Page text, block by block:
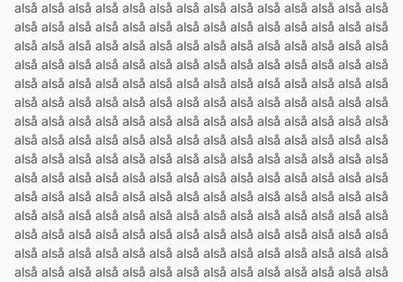
alså alså alså alså alså alså alså alså alså alså alså alså alså alså
alså alså alså alså alså alså alså alså alså alså alså alså alså alså
alså alså alså alså alså alså alså alså alså alså alså alså alså alså
alså alså alså alså alså alså alså alså alså alså alså alså alså alså
alså alså alså alså alså alså alså alså alså alså alså alså alså alså
alså alså alså alså alså alså alså alså alså alså alså alså alså alså
alså alså alså alså alså alså alså alså alså alså alså alså alså alså
alså alså alså alså alså alså alså alså alså alså alså alså alså alså
alså alså alså alså alså alså alså alså alså alså alså alså alså alså
alså alså alså alså alså alså alså alså alså alså alså alså alså alså
alså alså alså alså alså alså alså alså alså alså alså alså alså alså
alså alså alså alså alså alså alså alså alså alså alså alså alså alså
alså alså alså alså alså alså alså alså alså alså alså alså alså alså
alså alså alså alså alså alså alså alså alså alså alså alså alså alså
alså alså alså alså alså alså alså alså alså alså alså alså alså alså